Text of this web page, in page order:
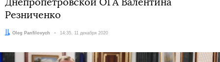
Днепропетровской ОГА Валентина
Резниченко
Автор:
Oleg Panfilovych Дата:
14:35, 11 декабря 2020